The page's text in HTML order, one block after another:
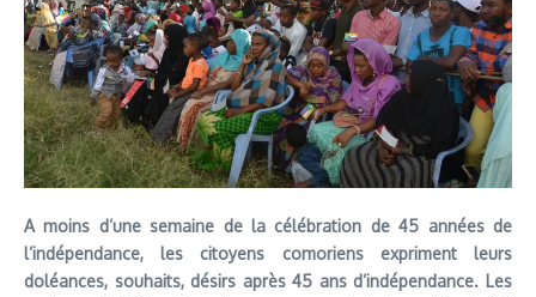
A moins d’une semaine de la célébration de 45 années de
l’indépendance, les citoyens comoriens expriment leurs
doléances, souhaits, désirs après 45 ans d’indépendance. Les